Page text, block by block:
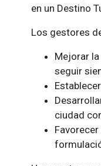
en un Destino
Los gestores
Mejorar
seguir
ciudad